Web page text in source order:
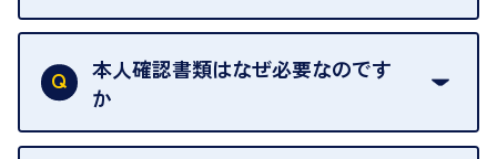
売却当日を含む8日間のうちに、お気軽にお申し出
出張買取のお品物は、8日間保管しております。
お品物の内容や点数によって異なりますが、店頭買
取の場合は1点あたり数分程度が目安です。大量の
お品物の場合は、お時間をいただくことがございま
本人確認書類はなぜ必要なのです
か
買取店は古物営業法により、お客様のご本人確認を